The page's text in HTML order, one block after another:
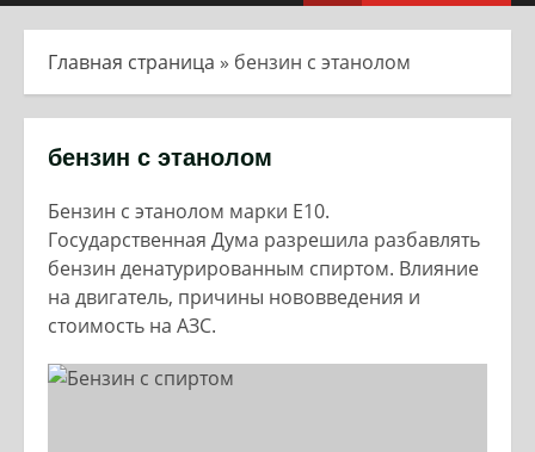
Главная страница » бензин с этанолом
бензин с этанолом
Бензин с этанолом марки Е10.
Государственная Дума разрешила разбавлять
бензин денатурированным спиртом. Влияние
на двигатель, причины нововведения и
стоимость на АЗС.